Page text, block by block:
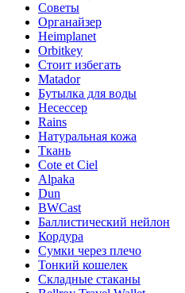
Советы
Органайзер
Heimplanet
Orbitkey
Стоит избегать
Matador
Бутылка для воды
Несессер
Rains
Натуральная кожа
Ткань
Cote et Ciel
Alpaka
Dun
BWCast
Баллистический нейлон
Кордура
Сумки через плечо
Тонкий кошелек
Складные стаканы